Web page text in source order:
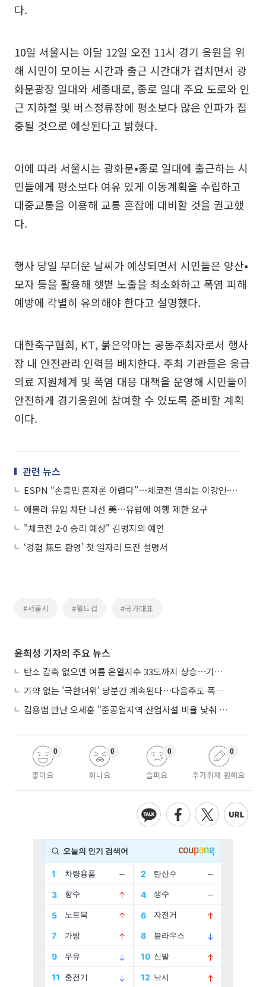
다.
10일 서울시는 이달 12일 오전 11시 경기 응원을 위
해 시민이 모이는 시간과 출근 시간대가 겹치면서 광
화문광장 일대와 세종대로, 종로 일대 주요 도로와 인
근 지하철 및 버스정류장에 평소보다 많은 인파가 집
중될 것으로 예상된다고 밝혔다.
이에 따라 서울시는 광화문•종로 일대에 출근하는 시
민들에게 평소보다 여유 있게 이동계획을 수립하고
대중교통을 이용해 교통 혼잡에 대비할 것을 권고했
다.
행사 당일 무더운 날씨가 예상되면서 시민들은 양산•
모자 등을 활용해 햇볕 노출을 최소화하고 폭염 피해
예방에 각별히 유의해야 한다고 설명했다.
대한축구협회, KT, 붉은악마는 공동주최자로서 행사
장 내 안전관리 인력을 배치한다. 주최 기관들은 응급
의료 지원체계 및 폭염 대응 대책을 운영해 시민들이
안전하게 경기응원에 참여할 수 있도록 준비할 계획
이다.
관련 뉴스
ESPN “손흥민 혼자론 어렵다”⋯체코전 열쇠는 이강인·이재성
에볼라 유입 차단 나선 美⋯유럽에 여행 제한 요구
"체코전 2-0 승리 예상" 김병지의 예언
‘경험 無도 환영’ 첫 일자리 도전 설명서
#서울시 #월드컵 #국가대표
윤희성 기자의 주요 뉴스
탄소 감축 없으면 여름 온열지수 33도까지 상승⋯기상청, 2100년 미래전망
기약 없는 '극한더위' 당분간 계속된다⋯다음주도 폭염·열대야 지속
김용범 만난 오세훈 "준공업지역 산업시설 비율 낮춰 공급 늘려야"
좋아요
0
화나요
0
슬퍼요
0
추가취재 원해요
0